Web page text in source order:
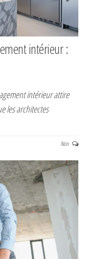
intérieur :
intérieur attire
les architectes
Non